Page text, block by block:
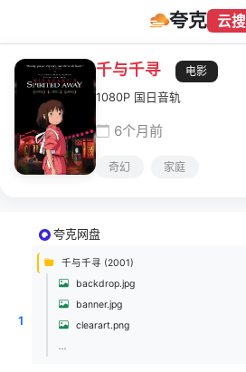
夸克 云搜
千与千寻
电影
1080P 国日音轨
6个月前
奇幻 家庭
1
夸克网盘
千与千寻 (2001)
backdrop.jpg
banner.jpg
clearart.png
...